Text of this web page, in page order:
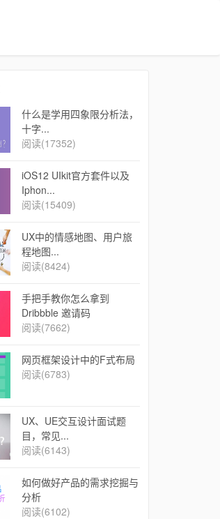
什么是学用四象限分析法，
十字...
阅读(17352)
iOS12 UIkit官方套件以及
Iphon...
阅读(15409)
UX中的情感地图、用户旅
程地图...
阅读(8424)
手把手教你怎么拿到
Dribbble 邀请码
阅读(7662)
网页框架设计中的F式布局
阅读(6783)
UX、UE交互设计面试题
目，常见...
阅读(6143)
如何做好产品的需求挖掘与
分析
阅读(6102)